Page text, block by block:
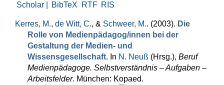
Scholar |
BibTeX RTF RIS
Kerres, M., de Witt, C., & Schweer, M.. (2003). Die
Rolle von Medienpädagog/innen bei der
Gestaltung der Medien- und
Wissensgesellschaft. In N. Neuß (Hrsg.), Beruf
Medienpädagoge. Selbstverständnis – Aufgaben –
Arbeitsfelder. München: Kopaed.